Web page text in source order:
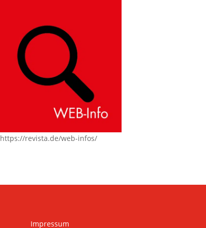
https://revista.de/web-infos/
Impressum